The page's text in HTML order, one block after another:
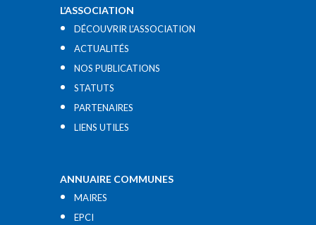
L’ASSOCIATION
DÉCOUVRIR L’ASSOCIATION
ACTUALITÉS
NOS PUBLICATIONS
STATUTS
PARTENAIRES
LIENS UTILES​
ANNUAIRE COMMUNES
MAIRES
EPCI